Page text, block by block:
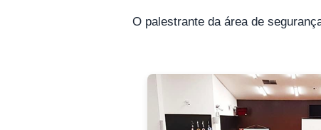
O palestrante da área de